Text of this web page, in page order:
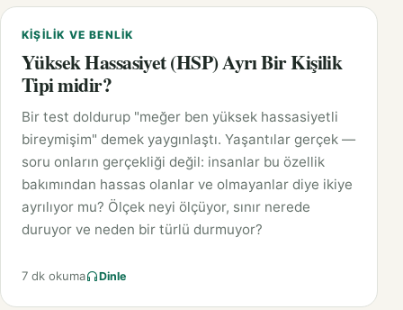
KIŞILIK VE BENLIK
Yüksek Hassasiyet (HSP) Ayrı Bir Kişilik
Tipi midir?
Bir test doldurup "meğer ben yüksek hassasiyetli
bireymişim" demek yaygınlaştı. Yaşantılar gerçek —
soru onların gerçekliği değil: insanlar bu özellik
bakımından hassas olanlar ve olmayanlar diye ikiye
ayrılıyor mu? Ölçek neyi ölçüyor, sınır nerede
duruyor ve neden bir türlü durmuyor?
7 dk okuma Dinle